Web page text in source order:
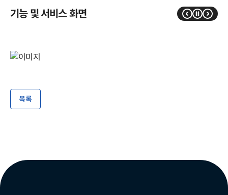
기능 및 서비스 화면
목록